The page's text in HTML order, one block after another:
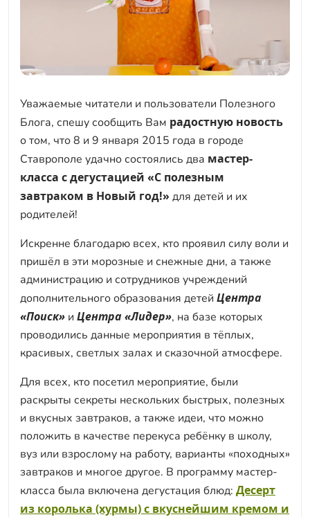
Уважаемые читатели и пользователи Полезного
Блога, спешу сообщить Вам радостную новость
о том, что 8 и 9 января 2015 года в городе
Ставрополе удачно состоялись два мастер-
класса с дегустацией «С полезным
завтраком в Новый год!» для детей и их
родителей!
Искренне благодарю всех, кто проявил силу воли и
пришёл в эти морозные и снежные дни, а также
администрацию и сотрудников учреждений
дополнительного образования детей Центра
«Поиск» и Центра «Лидер», на базе которых
проводились данные мероприятия в тёплых,
красивых, светлых залах и сказочной атмосфере.
Для всех, кто посетил мероприятие, были
раскрыты секреты нескольких быстрых, полезных
и вкусных завтраков, а также идеи, что можно
положить в качестве перекуса ребёнку в школу,
вуз или взрослому на работу, варианты «походных»
завтраков и многое другое. В программу мастер-
класса была включена дегустация блюд: Десерт
из королька (хурмы) с вкуснейшим кремом и